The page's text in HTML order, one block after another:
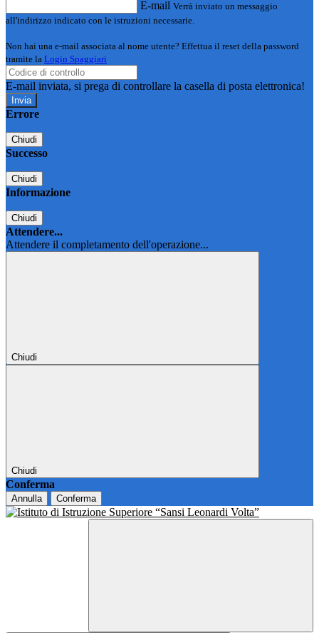
E-mail Verrà inviato un messaggio
all'indirizzo indicato con le istruzioni necessarie.
Non hai una e-mail associata al nome utente? Effettua il reset della password
tramite la Login Spaggiari
E-mail inviata, si prega di controllare la casella di posta elettronica!
Errore
Chiudi
Successo
Chiudi
Informazione
Chiudi
Attendere...
Attendere il completamento dell'operazione...
Chiudi
Chiudi
Conferma
Annulla Conferma